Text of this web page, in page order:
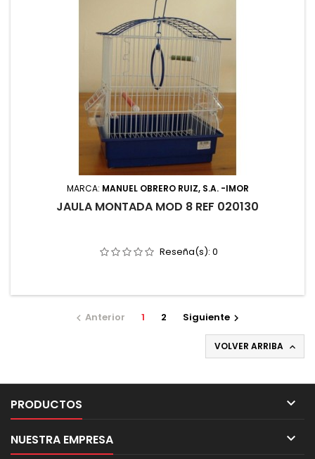
MARCA: MANUEL OBRERO RUIZ, S.A. -IMOR
JAULA MONTADA MOD 8 REF 020130
Reseña(s): 0
 Anterior 1 2 Siguiente 
VOLVER ARRIBA 
PRODUCTOS 
NUESTRA EMPRESA 